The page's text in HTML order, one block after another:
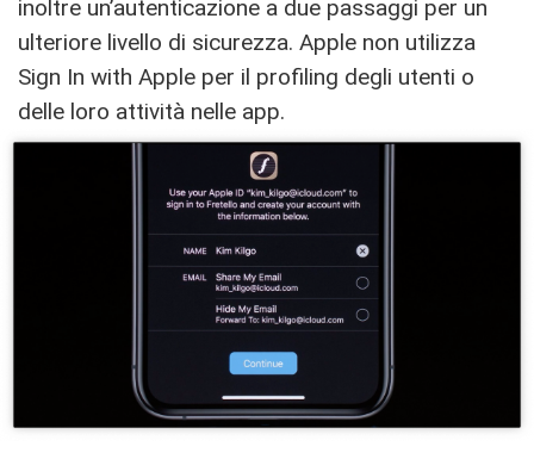
inoltre un’autenticazione a due passaggi per un
ulteriore livello di sicurezza. Apple non utilizza
Sign In with Apple per il profiling degli utenti o
delle loro attività nelle app.